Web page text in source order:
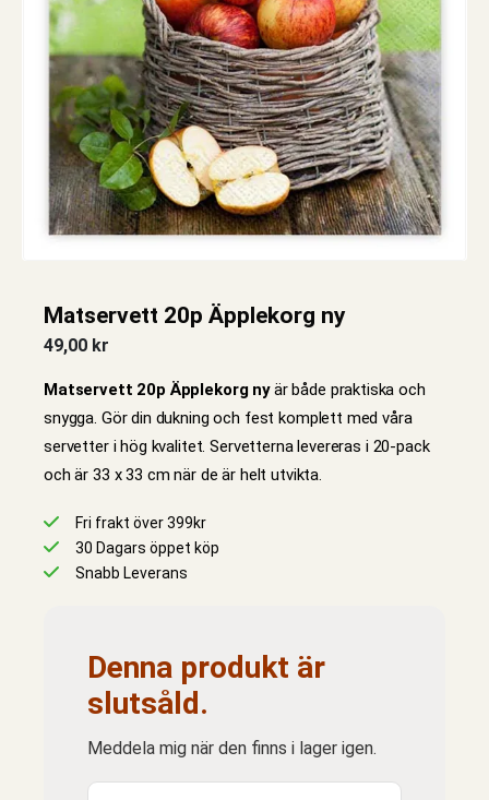
Matservett 20p Äpplekorg ny
49,00 kr
Matservett 20p Äpplekorg nyär både praktiska och
snygga. Gör din dukning och fest komplett med våra
servetter i hög kvalitet. Servetterna levereras i 20-pack
och är 33 x 33 cm när de är helt utvikta.
Fri frakt över 399kr
30 Dagars öppet köp
Snabb Leverans
Denna produkt är
slutsåld.
Meddela mig när den finns i lager igen.